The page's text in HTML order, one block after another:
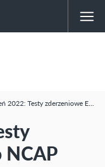
Grudzień 2022: Testy zderzeniowe Euro NCAP
NCAP